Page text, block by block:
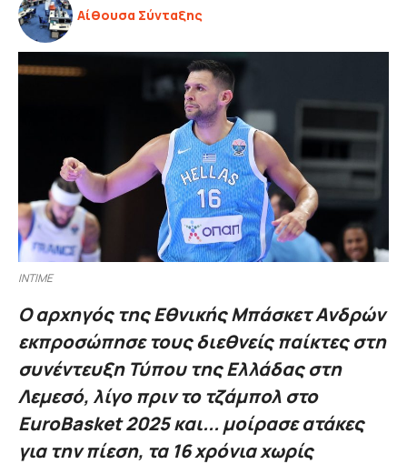
Αίθουσα Σύνταξης
ΙΝΤΙΜΕ
Ο αρχηγός της Εθνικής Μπάσκετ Ανδρών
εκπροσώπησε τους διεθνείς παίκτες στη
συνέντευξη Τύπου της Ελλάδας στη
Λεμεσό, λίγο πριν το τζάμπολ στο
EuroBasket 2025 και... μοίρασε ατάκες
για την πίεση, τα 16 χρόνια χωρίς